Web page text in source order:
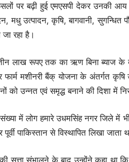
पर बढ़ी हुई एमएसपी देकर उनकी आय में
मधु उत्पादन, कृषि, बागवानी, सुगन्धित
रहा है।
लाख रूपए तक का ऋण बिना ब्याज के
फार्म मशीनरी बैंक् योजना के अंतर्गत
को उन्नत एवं समृद्ध बनाने की दिशा में
में लोग हमारे उधमसिंह नगर जिले में
पाकिस्तान से विस्थापित लिखा जाता
संभालने के बाद उन्होंने कहा था